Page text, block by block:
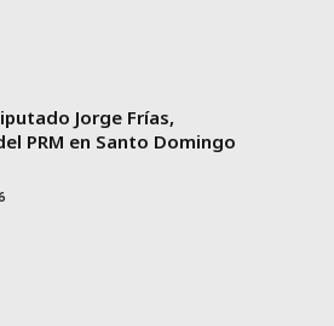
Jorge Frías,
PRM en Santo Domingo